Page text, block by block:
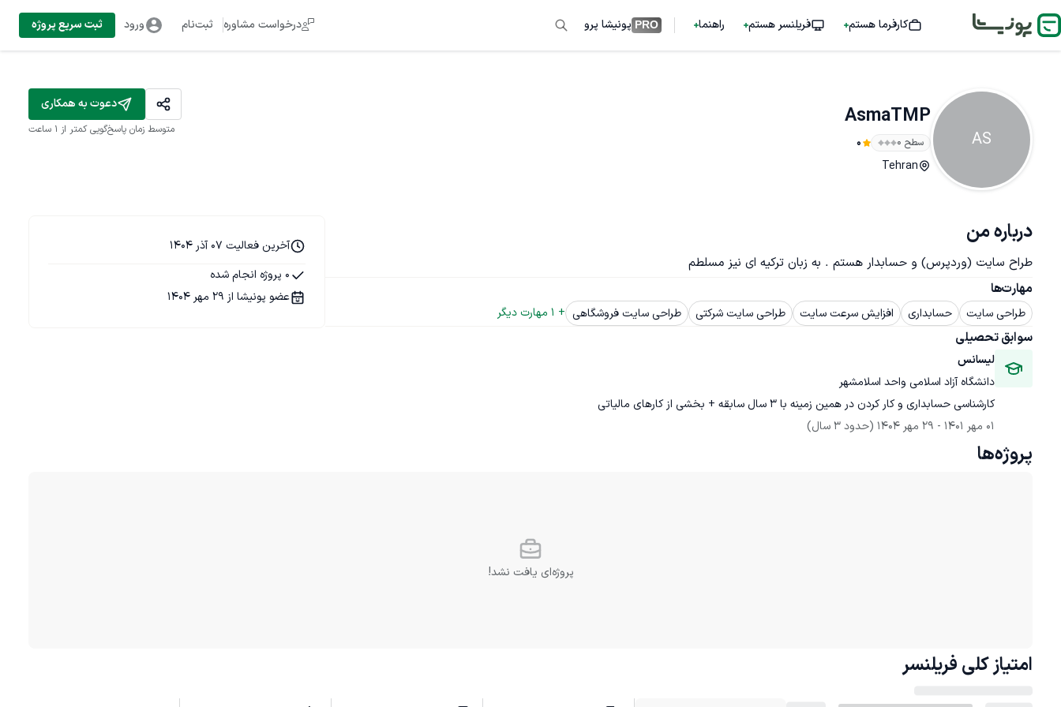
کارفرما هستم فریلنسر هستم راهنما PRO پونیشا پرو درخواست مشاوره ثبت‌نام ورود ثبت سریع پروژه
AS
AsmaTMP
سطح ۰ 0
Tehran
دعوت به همکاری
متوسط زمان پاسخ‌گویی کمتر از 1 ساعت
درباره من
طراح سایت (وردپرس) و حسابدار هستم . به زبان ترکیه ای نیز مسلطم
مهارت‌ها
طراحی سایت حسابداری افزایش سرعت سایت طراحی سایت شرکتی طراحی سایت فروشگاهی +
1 مهارت دیگر
سوابق تحصیلی
لیسانس
دانشگاه آزاد اسلامی واحد اسلامشهر
کارشناسی حسابداری و کار کردن در همین زمینه با 3 سال سابقه + بخشی از کارهای مالیاتی
01 مهر 1401
- 29 مهر 1404 (حدود 3 سال)
آخرین فعالیت 07 آذر 1404
0 پروژه انجام شده
عضو پونیشا از 29 مهر 1404
پروژه‌ها
پروژه‌ای یافت نشد!
امتیاز کلی فریلنسر